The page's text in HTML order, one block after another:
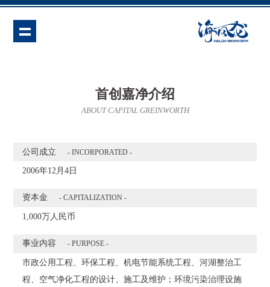
首创嘉净介绍
ABOUT CAPITAL GREINWORTH
公司成立 - INCORPORATED -
2006年12月4日
资本金 - CAPITALIZATION -
1,000万人民币
事业内容 - PURPOSE -
市政公用工程、环保工程、机电节能系统工程、河湖整治工
程、空气净化工程的设计、施工及维护；环境污染治理设施